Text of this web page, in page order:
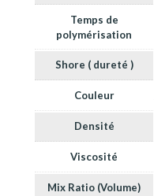
Temps de
polymérisation
Shore ( dureté )
Couleur
Densité
Viscosité
Mix Ratio (Volume)